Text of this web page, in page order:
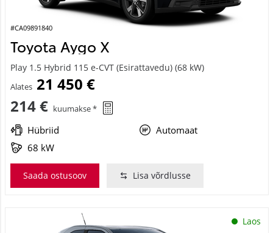
#CA09891840
Toyota Aygo X
Play 1.5 Hybrid 115 e-CVT (Esirattavedu) (68 kW)
Alates 21 450 €
214 € kuumakse *
Hübriid
Automaat
68 kW
Saada ostusoov Lisa võrdlusse
Laos